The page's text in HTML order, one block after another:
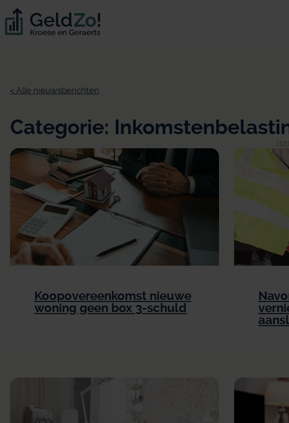
< Alle nieuwsberichten
Categorie:
Koopovereenkomst nieuwe
woning geen box 3-schuld